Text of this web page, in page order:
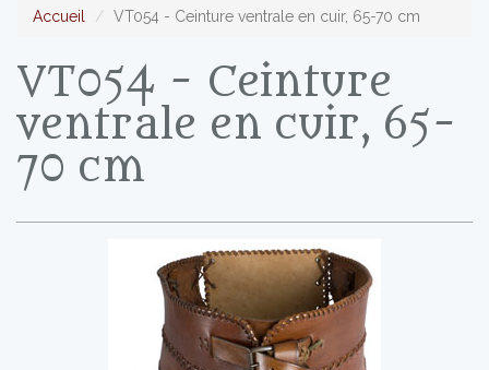
Accueil VT054 - Ceinture ventrale en cuir, 65-70 cm
VT054 - Ceinture
ventrale en cuir, 65-
70 cm